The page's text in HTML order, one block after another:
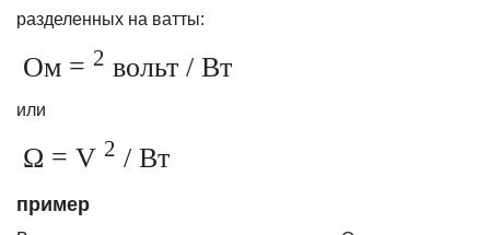
разделенных на ватты:
Ом = 2 вольт / Вт
или
Ω = V 2 / Вт
пример